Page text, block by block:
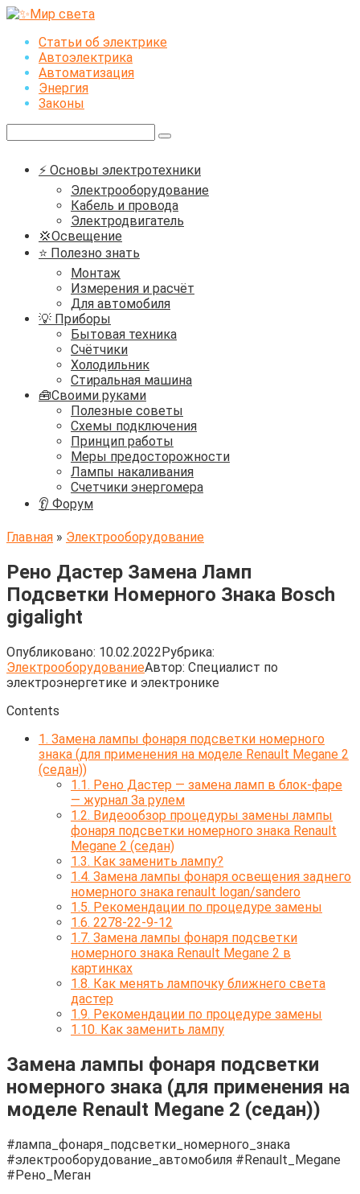
Перейти
контентуСтатьи об электрике
Автоэлектрика
Автоматизация
Энергия
Законы
⚡ Основы электротехники
Электрооборудование
Кабель и провода
Электродвигатель
💢Освещение
⭐ Полезно знать
Монтаж
Измерения и расчёт
Для автомобиля
💡 Приборы
Бытовая техника
Счётчики
Холодильник
Стиральная машина
🧰Своими руками
Полезные советы
Схемы подключения
Принцип работы
Меры предосторожности
Лампы накаливания
Счетчики энергомера
👂 Форум
Главная » Электрооборудование
Рено Дастер Замена Ламп
Подсветки Номерного Знака Bosch
gigalight
Опубликовано: 10.02.2022Рубрика:
ЭлектрооборудованиеАвтор: Cпециалист по
электроэнергетике и электронике
Contents
1. Замена лампы фонаря подсветки номерного
знака (для применения на моделе Renault Megane 2
(седан))
1.1. Рено Дастер — замена ламп в блок-фаре
— журнал За рулем
1.2. Видеообзор процедуры замены лампы
фонаря подсветки номерного знака Renault
Megane 2 (седан)
1.3. Как заменить лампу?
1.4. Замена лампы фонаря освещения заднего
номерного знака renault logan/sandero
1.5. Рекомендации по процедуре замены
1.6. 2278-22-9-12
1.7. Замена лампы фонаря подсветки
номерного знака Renault Megane 2 в
картинках
1.8. Как менять лампочку ближнего света
дастер
1.9. Рекомендации по процедуре замены
1.10. Как заменить лампу
Замена лампы фонаря подсветки
номерного знака (для применения на
моделе Renault Megane 2 (седан))
#лампа_фонаря_подсветки_номерного_знака
#электрооборудование_автомобиля #Renault_Megane
#Рено_Меган